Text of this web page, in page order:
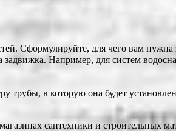
Сформулируйте, для чего вам
Например, для систем
в которую она будет
сантехники и строительных